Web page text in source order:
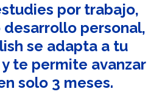
por trabajo,
personal,
se adapta a tu
te permite avanzar
solo 3 meses.